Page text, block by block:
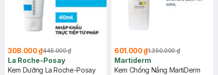
308.000 ₫445.000 ₫
La Roche-Posay
Kem Dưỡng La Roche-Posay
601.000 ₫1.350.000 ₫
Martiderm
Kem Chống Nắng MartiDerm